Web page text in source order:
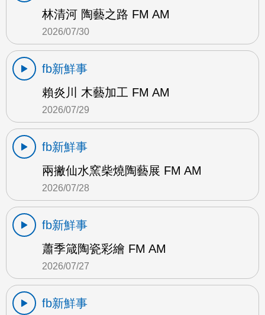
林清河 陶藝之路 FM AM
2026/07/30
fb新鮮事
賴炎川 木藝加工 FM AM
2026/07/29
fb新鮮事
兩撇仙水窯柴燒陶藝展 FM AM
2026/07/28
fb新鮮事
蕭季箴陶瓷彩繪 FM AM
2026/07/27
fb新鮮事